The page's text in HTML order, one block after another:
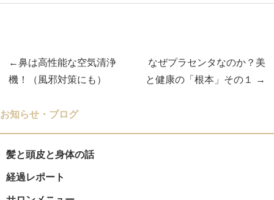
投
稿
ナ
ビ
ゲ
鼻は高性能な空気清浄
機！（風邪対策にも）
なぜプラセンタなのか？美
と健康の「根本」その１
お知らせ・ブログ
髪と頭皮と身体の話
経過レポート